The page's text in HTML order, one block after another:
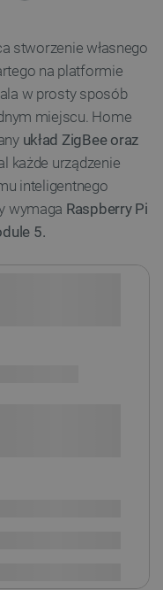
stworzenie własnego
na platformie
w prosty sposób
miejscu. Home
układ ZigBee oraz
każde urządzenie
inteligentnego
wymaga Raspberry Pi
5.